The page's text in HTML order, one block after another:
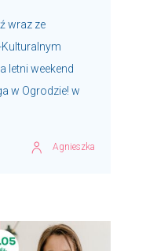
wraz ze
letni weekend
w Ogrodzie! w
Agnieszka